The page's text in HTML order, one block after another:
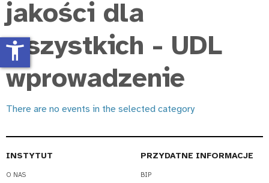
jakości dla
wszystkich - UDL
wprowadzenie
There are no events in the selected category
INSTYTUT
O NAS
PRZYDATNE INFORMACJE
BIP
accessibility_new